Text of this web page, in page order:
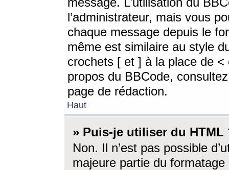
l’administrateur, mais vous
chaque message depuis le
même est similaire au style
crochets [ et ] à la place de <
propos du BBCode,
page de rédaction.
Haut
» Puis-je utiliser du HTML
Non. Il n’est pas possible
majeure partie du